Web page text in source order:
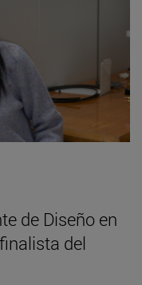
de Diseño en
del